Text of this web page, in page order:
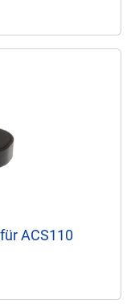
ACS110